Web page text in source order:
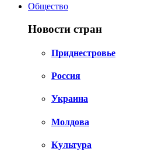
Общество
Новости стран
Приднестровье
Россия
Украина
Молдова
Культура